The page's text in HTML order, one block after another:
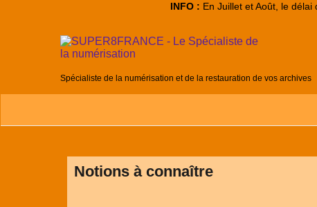
INFO : En Juillet et Août, le délai
Spécialiste de la numérisation et de la restauration de vos archives
Notions à connaître